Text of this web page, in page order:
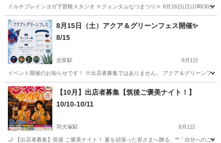
イルチブレインヨガ下曽根スタジオ 🔆クォンタムなつまつり‪🔆‬ 8月16日(日)10時30分
福岡 北九州市 北方駅 地域/お祭り ブース
8月15日（土）アクア＆グリーンフェス開催✨️
8/15
吉富駅 8月1日
イベント開催のお知らせです！ ※出店者募集ではありません。 アクア＆グリーンフ
福岡 築上郡 吉富駅 地域/お祭り フェス
【10月】出店者募集【筑後ご褒美ナイト！】
10/10-10/11
羽犬塚駅 8月1日
🌙 【出店者募集】筑後 ご褒美ナイト！ 夏を頑張った皆さまへ贈る、**「自分へのご